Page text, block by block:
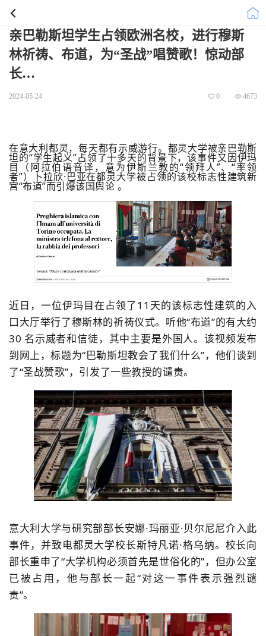
亲巴勒斯坦学生占领欧洲名校，进行穆斯
林祈祷、布道，为“圣战”唱赞歌！惊动部
长…
2024-05-24 0 4673
在意大利都灵，每天都有示威游行。都灵大学被亲巴勒斯
坦的“学生起义”占领了十多天的背景下，该事件又因伊玛
目（阿拉伯语音译，意为伊斯兰教的“领拜人”、“率领
者”）卜拉欣·巴亚在都灵大学被占领的该校标志性建筑新
宫“布道”而引爆该国舆论 。
近日，一位伊玛目在占领了11天的该标志性建筑的入
口大厅举行了穆斯林的祈祷仪式。听他“布道”的有大约
30 名示威者和信徒，其中主要是外国人。该视频发布
到网上，标题为“巴勒斯坦教会了我们什么”，他们谈到
了“圣战赞歌”， 引发了一些教授的谴责。
意大利大学与研究部部长安娜·玛丽亚·贝尔尼尼介入此
事件，并致电都灵大学校长斯特凡诺·格乌纳。校长向
部长重申了“大学机构必须首先是世俗化的”，但办公室
已被占用，他与部长一起“对这一事件表示强烈谴
责”。